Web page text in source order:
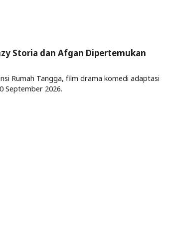
Storia dan Afgan Dipertemukan
Rumah Tangga, film drama komedi adaptasi
September 2026.